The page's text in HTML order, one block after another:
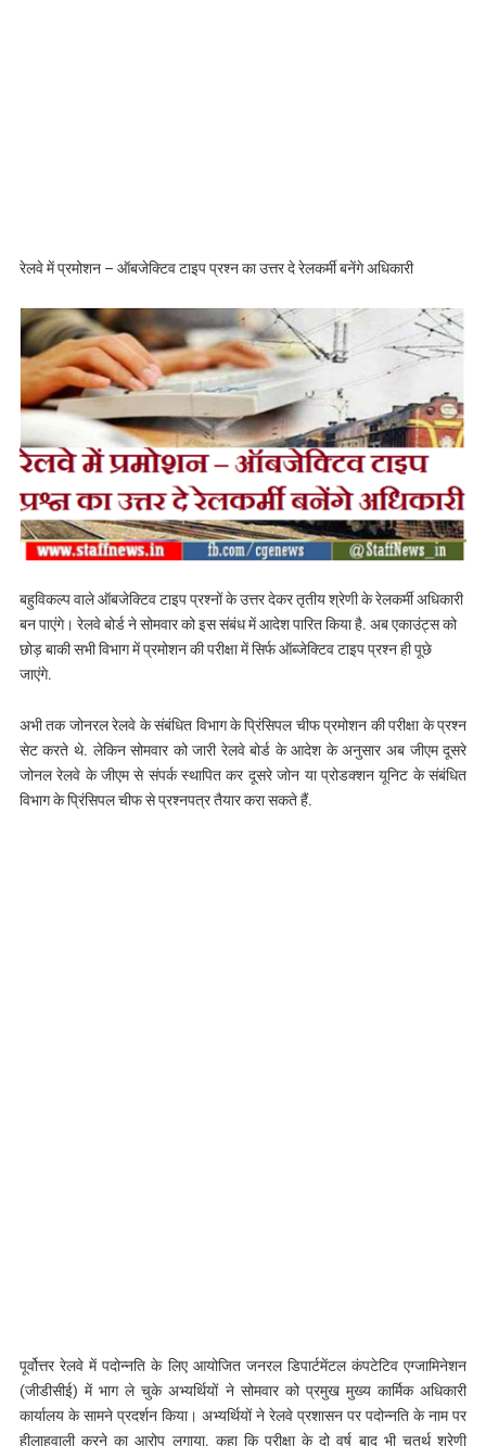
रेलवे में प्रमोशन – ऑबजेक्टिव टाइप प्रश्न का उत्तर दे रेलकर्मी बनेंगे अधिकारी
बहुविकल्प वाले ऑबजेक्टिव टाइप प्रश्नों के उत्तर देकर तृतीय श्रेणी के रेलकर्मी अधिकारी
बन पाएंगे। रेलवे बोर्ड ने सोमवार को इस संबंध में आदेश पारित किया है. अब एकाउंट्स को
छोड़ बाकी सभी विभाग में प्रमोशन की परीक्षा में सिर्फ ऑब्जेक्टिव टाइप प्रश्न ही पूछे
जाएंगे.
अभी तक जोनरल रेलवे के संबंधित विभाग के प्रिंसिपल चीफ प्रमोशन की परीक्षा के प्रश्न
सेट करते थे. लेकिन सोमवार को जारी रेलवे बोर्ड के आदेश के अनुसार अब जीएम दूसरे
जोनल रेलवे के जीएम से संपर्क स्थापित कर दूसरे जोन या प्रोडक्शन यूनिट के संबंधित
विभाग के प्रिंसिपल चीफ से प्रश्नपत्र तैयार करा सकते हैं.
पूर्वोत्तर रेलवे में पदोन्नति के लिए आयोजित जनरल डिपार्टमेंटल कंपटेटिव एग्जामिनेशन
(जीडीसीई) में भाग ले चुके अभ्यर्थियों ने सोमवार को प्रमुख मुख्य कार्मिक अधिकारी
कार्यालय के सामने प्रदर्शन किया। अभ्यर्थियों ने रेलवे प्रशासन पर पदोन्नति के नाम पर
हीलाहवाली करने का आरोप लगाया. कहा कि परीक्षा के दो वर्ष बाद भी चतुर्थ श्रेणी